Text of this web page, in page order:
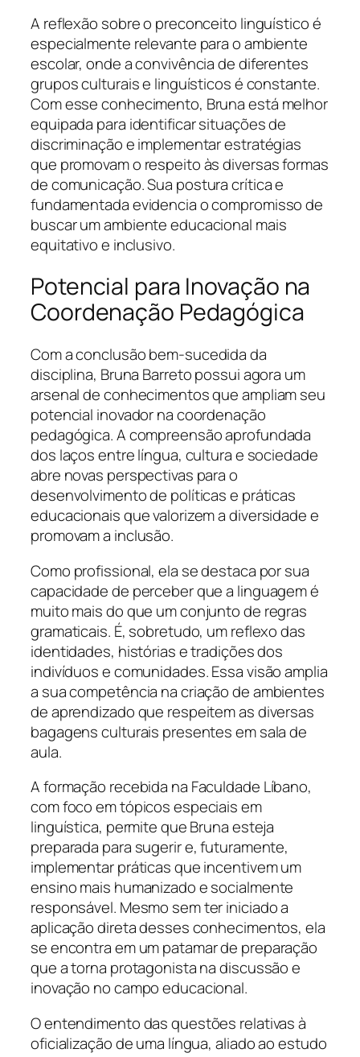
A reflexão sobre o preconceito linguístico é
especialmente relevante para o ambiente
escolar, onde a convivência de diferentes
grupos culturais e linguísticos é constante.
Com esse conhecimento, Bruna está melhor
equipada para identificar situações de
discriminação e implementar estratégias
que promovam o respeito às diversas formas
de comunicação. Sua postura crítica e
fundamentada evidencia o compromisso de
buscar um ambiente educacional mais
equitativo e inclusivo.
Potencial para Inovação na
Coordenação Pedagógica
Com a conclusão bem-sucedida da
disciplina, Bruna Barreto possui agora um
arsenal de conhecimentos que ampliam seu
potencial inovador na coordenação
pedagógica. A compreensão aprofundada
dos laços entre língua, cultura e sociedade
abre novas perspectivas para o
desenvolvimento de políticas e práticas
educacionais que valorizem a diversidade e
promovam a inclusão.
Como profissional, ela se destaca por sua
capacidade de perceber que a linguagem é
muito mais do que um conjunto de regras
gramaticais. É, sobretudo, um reflexo das
identidades, histórias e tradições dos
indivíduos e comunidades. Essa visão amplia
a sua competência na criação de ambientes
de aprendizado que respeitem as diversas
bagagens culturais presentes em sala de
aula.
A formação recebida na Faculdade Líbano,
com foco em tópicos especiais em
linguística, permite que Bruna esteja
preparada para sugerir e, futuramente,
implementar práticas que incentivem um
ensino mais humanizado e socialmente
responsável. Mesmo sem ter iniciado a
aplicação direta desses conhecimentos, ela
se encontra em um patamar de preparação
que a torna protagonista na discussão e
inovação no campo educacional.
O entendimento das questões relativas à
oficialização de uma língua, aliado ao estudo